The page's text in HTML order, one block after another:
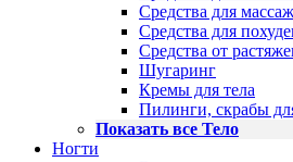
Средства для
Средства для
Средства от
Шугаринг
Кремы для тела
Пилинги, скрабы
Показать все Тело
Ногти